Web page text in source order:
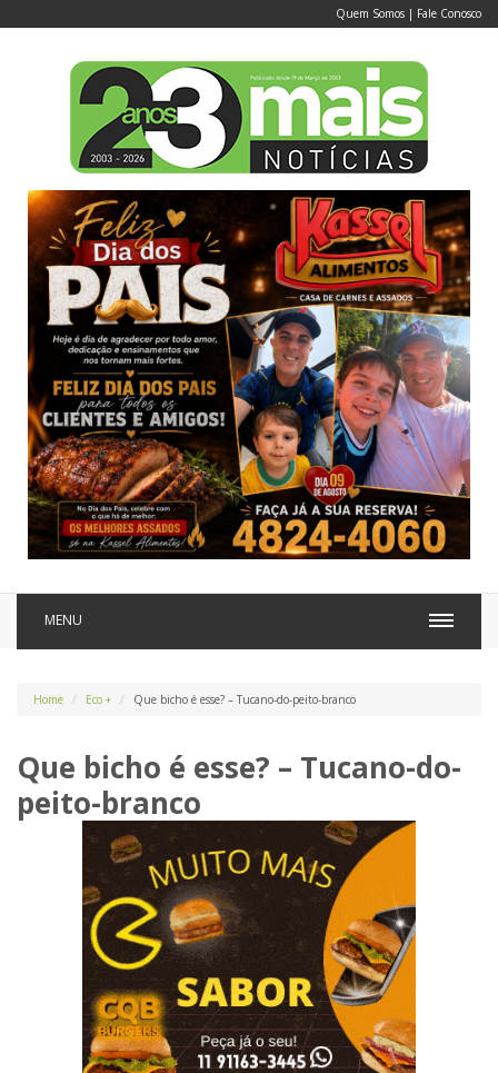
Quem Somos | Fale Conosco
MENU
Home Eco + Que bicho é esse? – Tucano-do-peito-branco
Que bicho é esse? – Tucano-do-
peito-branco